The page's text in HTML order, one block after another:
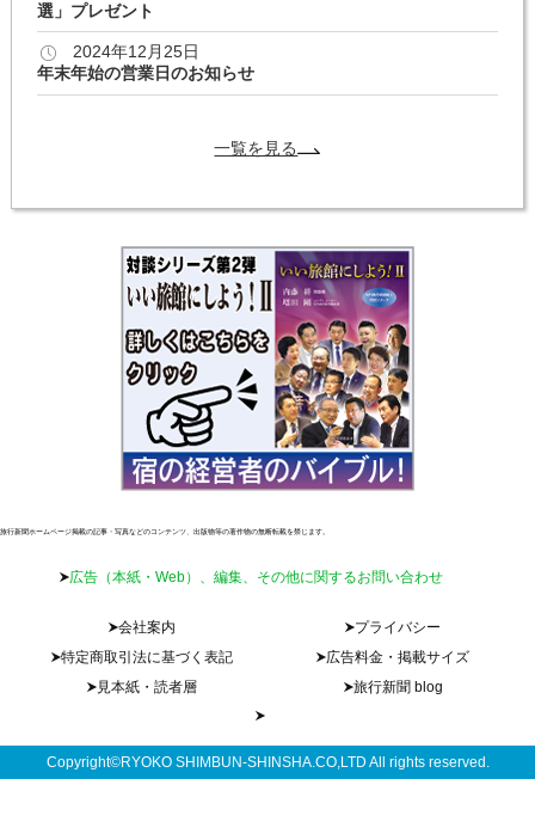
選」プレゼント
2024年12月25日
年末年始の営業日のお知らせ
一覧を見る
旅行新聞ホームページ掲載の記事・写真などのコンテンツ、出版物等の著作物の無断転載を禁じます。
広告（本紙・Web）、編集、その他に関するお問い合わせ
会社案内
プライバシー
特定商取引法に基づく表記
広告料金・掲載サイズ
見本紙・読者層
旅行新聞 blog
Copyright©RYOKO SHIMBUN-SHINSHA.CO,LTD All rights reserved.